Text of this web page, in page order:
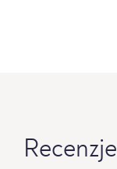
Recenzje